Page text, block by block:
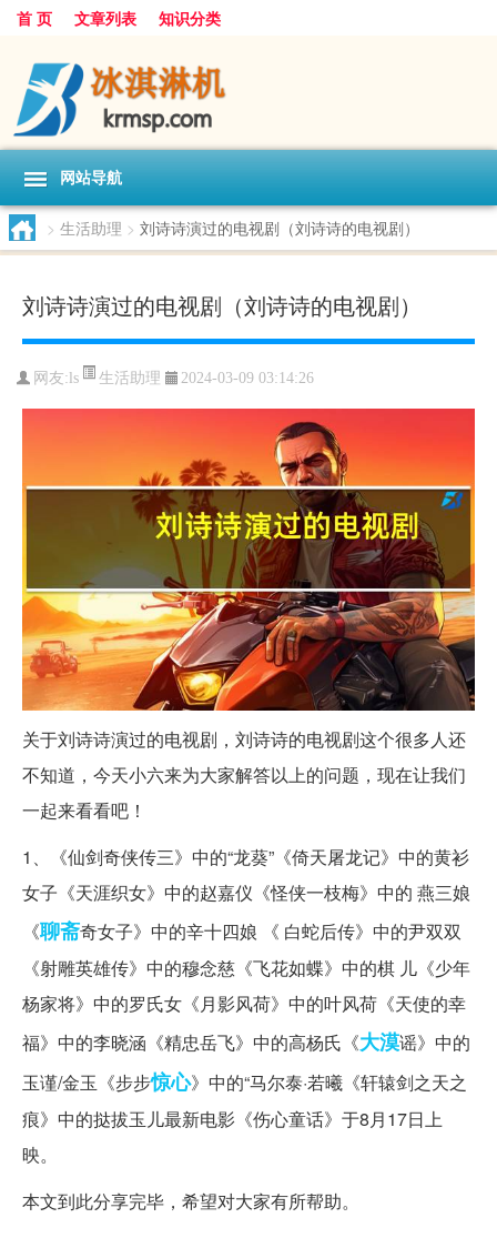
首 页 文章列表 知识分类
网站导航
> 生活助理 > 刘诗诗演过的电视剧（刘诗诗的电视剧）
刘诗诗演过的电视剧（刘诗诗的电视剧）
网友: ls 生活助理 2024-03-09 03:14:26
关于刘诗诗演过的电视剧，刘诗诗的电视剧这个很多人还
不知道，今天小六来为大家解答以上的问题，现在让我们
一起来看看吧！
1、《仙剑奇侠传三》中的“龙葵”《倚天屠龙记》中的黄衫
女子《天涯织女》中的赵嘉仪《怪侠一枝梅》中的 燕三娘
《聊斋奇女子》中的辛十四娘 《 白蛇后传》中的尹双双
《射雕英雄传》中的穆念慈《飞花如蝶》中的棋 儿《少年
杨家将》中的罗氏女《月影风荷》中的叶风荷《天使的幸
福》中的李晓涵《精忠岳飞》中的高杨氏《大漠谣》中的
玉谨/金玉《步步惊心》中的“马尔泰·若曦《轩辕剑之天之
痕》中的挞拔玉儿最新电影《伤心童话》于8月17日上
映。
本文到此分享完毕，希望对大家有所帮助。